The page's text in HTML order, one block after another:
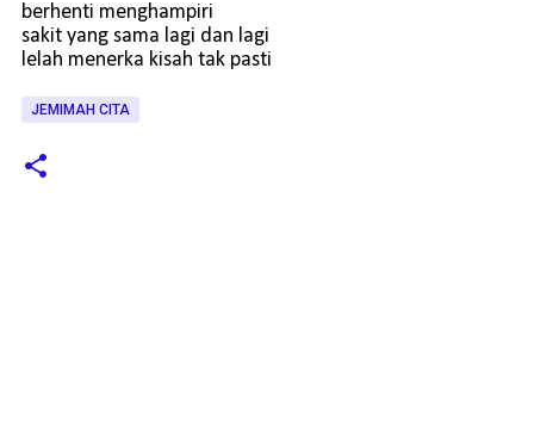
berhenti menghampiri
sakit yang sama lagi dan lagi
lelah menerka kisah tak pasti
JEMIMAH CITA